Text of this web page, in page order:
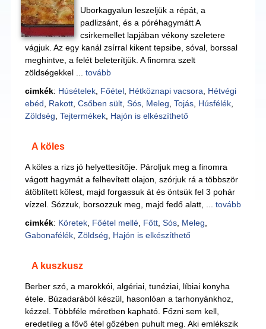
Uborkagyalun leszeljük a répát, a
padlizsánt, és a póréhagymátt A
csirkemellet lapjában vékony szeletere
vágjuk. Az egy kanál zsírral kikent tepsibe, sóval, borssal
meghintve, a felét beleterítjük. A finomra szelt
zöldségekkel ... tovább
cimkék: Húsételek, Főétel, Hétköznapi vacsora
Hétvégi
ebéd
Rakott, Csőben sült, Sós, Meleg Tojás, Húsfélék,
Zöldség Tejtermékek, Hajón is elkészíthető
A köles
A köles a rizs jó helyettesítője. Pároljuk meg a finomra
vágott hagymát a felhevített olajon, szórjuk rá a többször
átöblített kölest, majd forgassuk át és öntsük fel 3 pohár
vízzel. Sózzuk, borsozzuk meg, majd fedő alatt, ... tovább
cimkék: Köretek, Főétel mellé, Főtt, Sós, Meleg
Gabonafélék, Zöldség Hajón is elkészíthető
A kuszkusz
Berber szó, a marokkói, algériai, tunéziai, líbiai konyha
étele. Búzadarából készül, hasonlóan a tarhonyánkhoz,
kézzel. Többféle méretben kapható. Főzni sem kell,
eredetileg a fővő étel gőzében puhult meg. Aki emlékszik